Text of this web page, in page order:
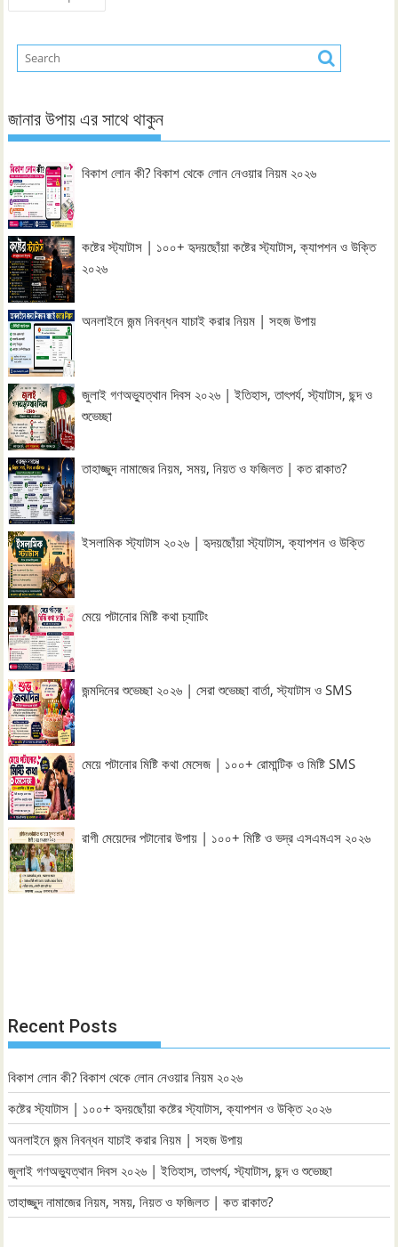
navigation
জানার উপায় এর সাথে থাকুন
বিকাশ লোন কী? বিকাশ থেকে লোন নেওয়ার নিয়ম ২০২৬
কষ্টের স্ট্যাটাস | ১০০+ হৃদয়ছোঁয়া কষ্টের স্ট্যাটাস, ক্যাপশন ও উক্তি
২০২৬
অনলাইনে জন্ম নিবন্ধন যাচাই করার নিয়ম | সহজ উপায়
জুলাই গণঅভ্যুত্থান দিবস ২০২৬ | ইতিহাস, তাৎপর্য, স্ট্যাটাস, ছন্দ ও
শুভেচ্ছা
তাহাজ্জুদ নামাজের নিয়ম, সময়, নিয়ত ও ফজিলত | কত রাকাত?
ইসলামিক স্ট্যাটাস ২০২৬ | হৃদয়ছোঁয়া স্ট্যাটাস, ক্যাপশন ও উক্তি
মেয়ে পটানোর মিষ্টি কথা চ্যাটিং
জন্মদিনের শুভেচ্ছা ২০২৬ | সেরা শুভেচ্ছা বার্তা, স্ট্যাটাস ও SMS
মেয়ে পটানোর মিষ্টি কথা মেসেজ | ১০০+ রোমান্টিক ও মিষ্টি SMS
রাগী মেয়েদের পটানোর উপায় | ১০০+ মিষ্টি ও ভদ্র এসএমএস ২০২৬
Recent Posts
বিকাশ লোন কী? বিকাশ থেকে লোন নেওয়ার নিয়ম ২০২৬
কষ্টের স্ট্যাটাস | ১০০+ হৃদয়ছোঁয়া কষ্টের স্ট্যাটাস, ক্যাপশন ও উক্তি ২০২৬
অনলাইনে জন্ম নিবন্ধন যাচাই করার নিয়ম | সহজ উপায়
জুলাই গণঅভ্যুত্থান দিবস ২০২৬ | ইতিহাস, তাৎপর্য, স্ট্যাটাস, ছন্দ ও শুভেচ্ছা
তাহাজ্জুদ নামাজের নিয়ম, সময়, নিয়ত ও ফজিলত | কত রাকাত?